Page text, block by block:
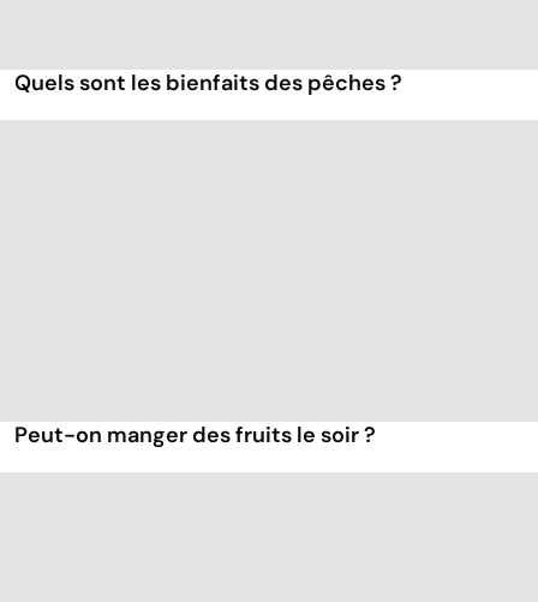
Quels sont les bienfaits des pêches ?
Peut-on manger des fruits le soir ?